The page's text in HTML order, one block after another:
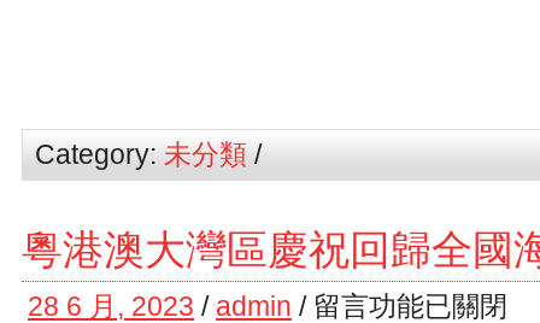
Category: 未分類 /
粵港澳大灣區慶祝回歸全國
28 6 月, 2023 / admin / 留言功能已關閉